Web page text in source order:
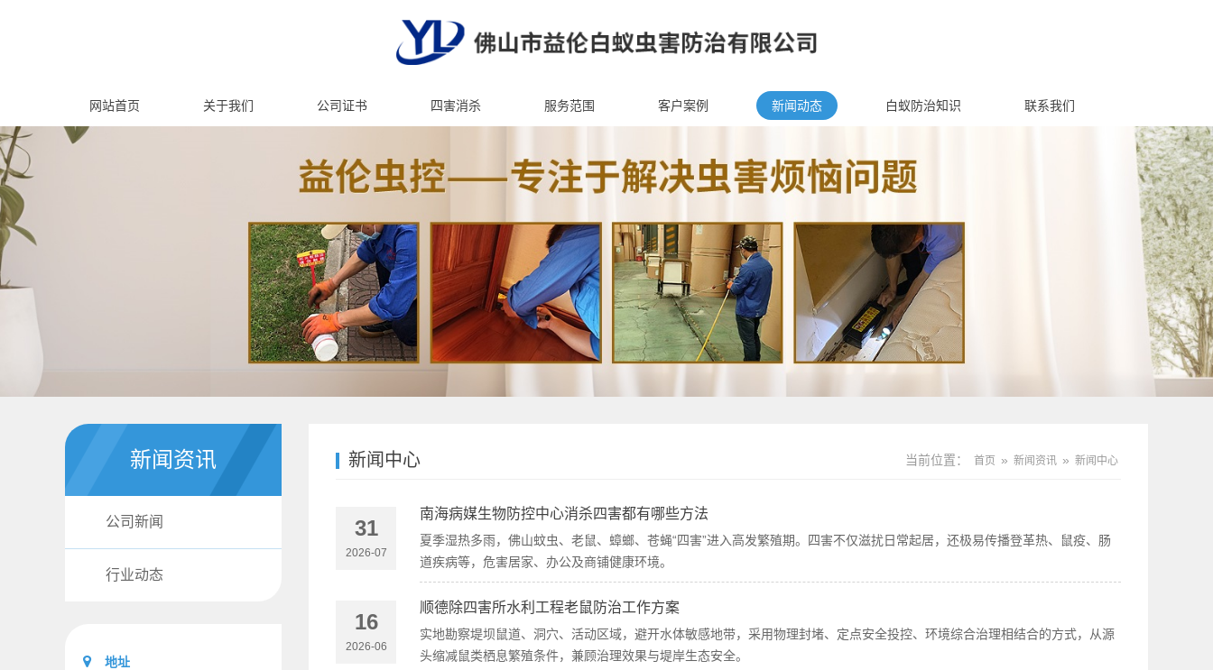
网站首页 关于我们 公司证书 四害消杀 服务范围 客户案例 新闻动态 白蚁防治知识 联系我们
新闻资讯
公司新闻
行业动态
地址
新闻中心 当前位置： 首页 » 新闻资讯 » 新闻中心
31
2026-07
南海病媒生物防控中心消杀四害都有哪些方法
夏季湿热多雨，佛山蚊虫、老鼠、蟑螂、苍蝇“四害”进入高发繁殖期。四害不仅滋扰日常起居，还极易传播登革热、鼠疫、肠
道疾病等，危害居家、办公及商铺健康环境。
16
2026-06
顺德除四害所水利工程老鼠防治工作方案
实地勘察堤坝鼠道、洞穴、活动区域，避开水体敏感地带，采用物理封堵、定点安全投控、环境综合治理相结合的方式，从源
头缩减鼠类栖息繁殖条件，兼顾治理效果与堤岸生态安全。